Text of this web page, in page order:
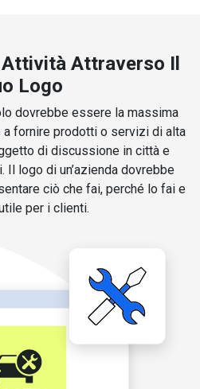
Attraverso Il
Logo
dovrebbe essere la massima
fornire prodotti o servizi di alta
di discussione in città e
logo di un’azienda dovrebbe
ciò che fai, perché lo fai e
per i clienti.